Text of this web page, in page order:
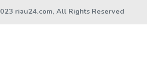
riau24.com, All Rights Reserved